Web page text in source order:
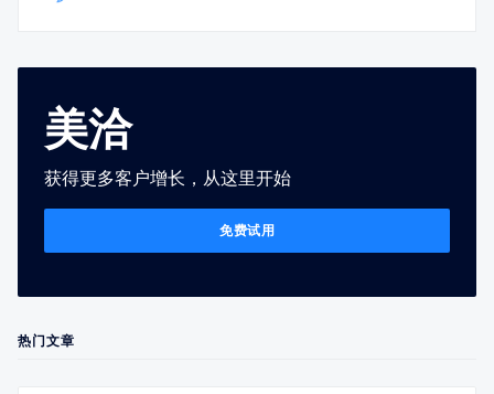
美洽
获得更多客户增长，从这里开始
免费试用
热门文章